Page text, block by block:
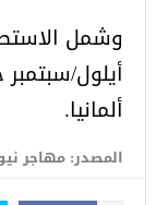
ألمانيا.
المصدر: مهاجر